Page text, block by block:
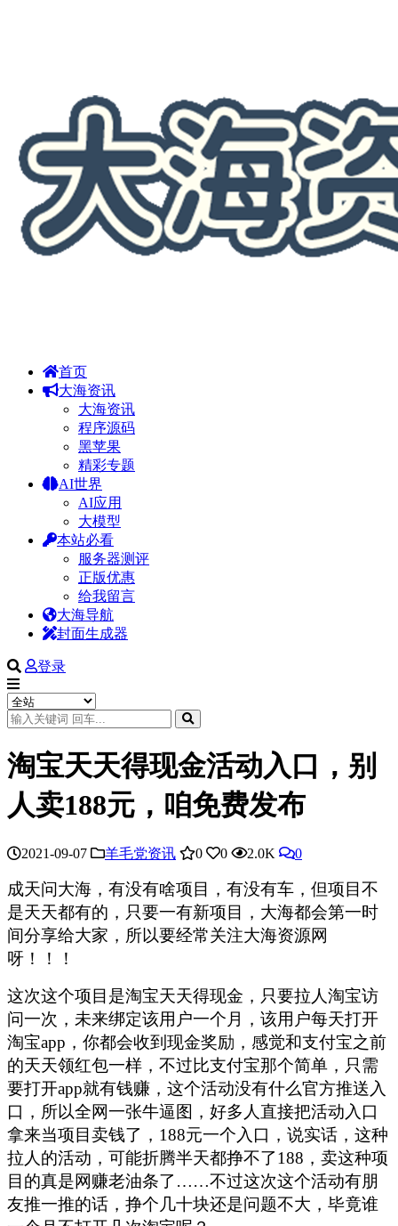
首页
大海资讯
大海资讯
程序源码
黑苹果
精彩专题
AI世界
AI应用
大模型
本站必看
服务器测评
正版优惠
给我留言
大海导航
封面生成器
登录
淘宝天天得现金活动入口，别
人卖188元，咱免费发布
2021-09-07 羊毛党资讯 0 0 2.0K 0
成天问大海，有没有啥项目，有没有车，但项目不
是天天都有的，只要一有新项目，大海都会第一时
间分享给大家，所以要经常关注大海资源网
呀！！！
这次这个项目是淘宝天天得现金，只要拉人淘宝访
问一次，未来绑定该用户一个月，该用户每天打开
淘宝app，你都会收到现金奖励，感觉和支付宝之前
的天天领红包一样，不过比支付宝那个简单，只需
要打开app就有钱赚，这个活动没有什么官方推送入
口，所以全网一张牛逼图，好多人直接把活动入口
拿来当项目卖钱了，188元一个入口，说实话，这种
拉人的活动，可能折腾半天都挣不了188，卖这种项
目的真是网赚老油条了……不过这次这个活动有朋
友推一推的话，挣个几十块还是问题不大，毕竟谁